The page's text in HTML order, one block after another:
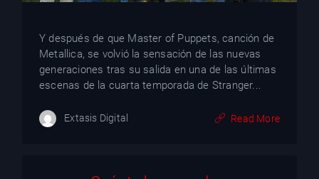
Y después de que Master of Puppets, canción de
Metallica, se volvió la sensación de las nuevas
generaciones tras su salida en una de las últimas
escenas de la cuarta temporada de Stranger...
Extasis Digital Read More